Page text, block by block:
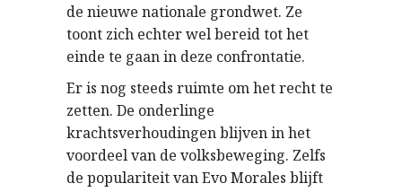
de nieuwe nationale grondwet. Ze
toont zich echter wel bereid tot het
einde te gaan in deze confrontatie.
Er is nog steeds ruimte om het recht te
zetten. De onderlinge
krachtsverhoudingen blijven in het
voordeel van de volksbeweging. Zelfs
de populariteit van Evo Morales blijft